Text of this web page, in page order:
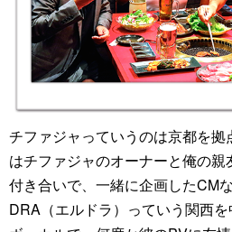
チファジャっていうのは京都を
はチファジャのオーナーと俺の
付き合いで、一緒に企画したCM
DRA（エルドラ）っていう関西